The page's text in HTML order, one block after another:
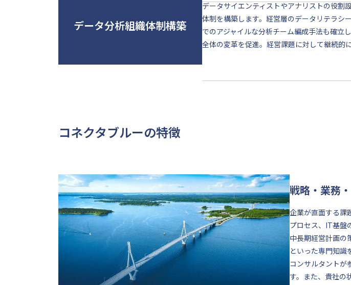
データ分析組織体制構築
データサイエンティストやアナリストの役割
体制を構築します。経営層のデータリテラシ
でのアジャイルな分析チーム編成手法も確立
全体の変革を促進。経営課題に対して継続的
コネクタブルーの特徴
戦略・業務
企業が直面する課
プロセス、IT基盤
中長期経営計画の
といった専門知識
コンサルタントが
す。また、貴社の